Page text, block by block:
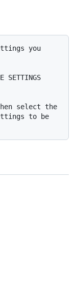
you
select the
to be